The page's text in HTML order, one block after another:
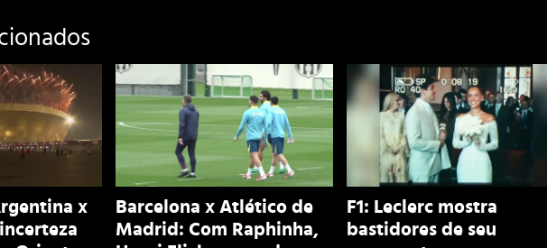
x
Barcelona x Atlético de
Madrid: Com Raphinha,
F1: Leclerc mostra
bastidores de seu